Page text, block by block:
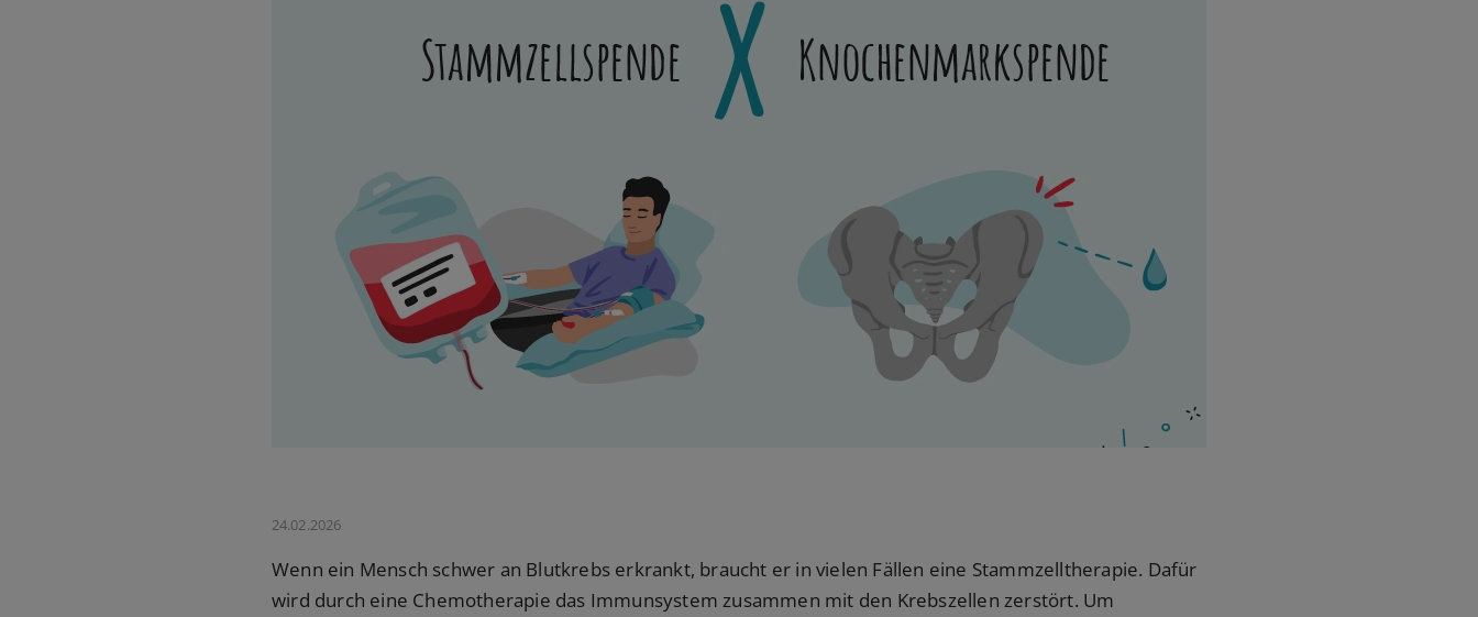
24.02.2026
Wenn ein Mensch schwer an Blutkrebs erkrankt, braucht er in vielen Fällen eine Stammzelltherapie. Dafür
wird durch eine Chemotherapie das Immunsystem zusammen mit den Krebszellen zerstört. Um